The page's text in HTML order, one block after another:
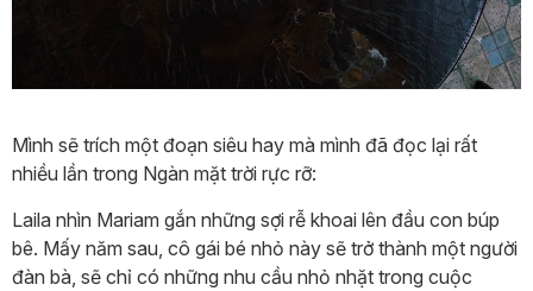
Mình sẽ trích một đoạn siêu hay mà mình đã đọc lại rất
nhiều lần trong Ngàn mặt trời rực rỡ:
Laila nhìn Mariam gắn những sợi rễ khoai lên đầu con búp
bê. Mấy năm sau, cô gái bé nhỏ này sẽ trở thành một người
đàn bà, sẽ chỉ có những nhu cầu nhỏ nhặt trong cuộc